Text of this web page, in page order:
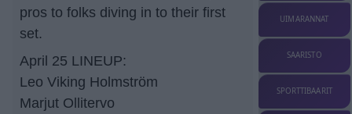
pros to folks diving in to their first
set.
April 25 LINEUP:
Leo Viking Holmström
Marjut Ollitervo
UIMARANNAT
SAARISTO
SPORTTIBAARIT